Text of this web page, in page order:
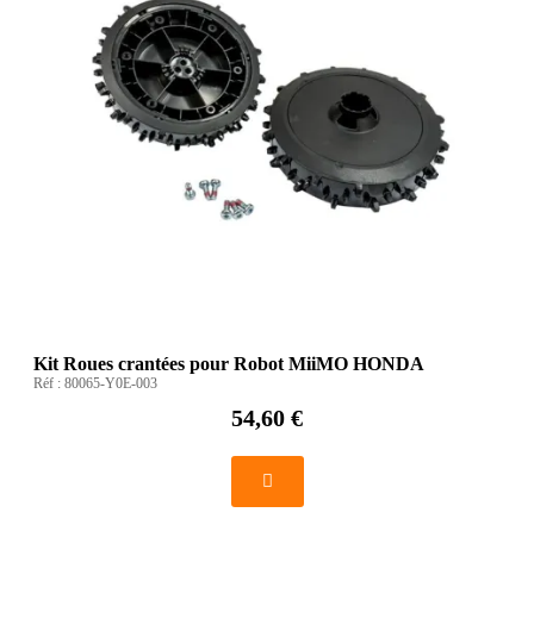
Kit Roues crantées pour Robot MiiMO HONDA
Réf : 80065-Y0E-003
54,60 €